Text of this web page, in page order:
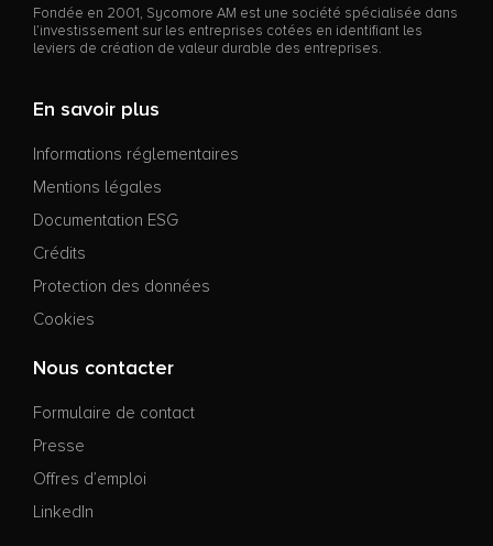
Fondée en 2001, Sycomore AM est une société spécialisée dans
l’investissement sur les entreprises cotées en identifiant les
leviers de création de valeur durable des entreprises.
En savoir plus
Informations réglementaires
Mentions légales
Documentation ESG
Crédits
Protection des données
Cookies
Nous contacter
Formulaire de contact
Presse
Offres d’emploi
LinkedIn